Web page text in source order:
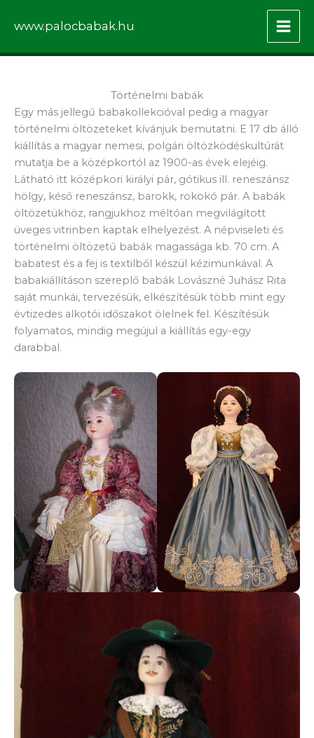
www.palocbabak.hu
Történelmi babák
Egy más jellegű babakollekcióval pedig a magyar
történelmi öltözeteket kívánjuk bemutatni. E 17 db álló
kiállítás a magyar nemesi, polgári öltözködéskultúrát
mutatja be a középkortól az 1900-as évek elejéig.
Látható itt középkori királyi pár, gótikus ill. reneszánsz
hölgy, késő reneszánsz, barokk, rokokó pár. A babák
öltözetükhöz, rangjukhoz méltóan megvilágított
üveges vitrinben kaptak elhelyezést. A népviseleti és
történelmi öltözetű babák magassága kb. 70 cm. A
babatest és a fej is textilből készül kézimunkával. A
babakiállításon szereplő babák Lovászné Juhász Rita
saját munkái, tervezésük, elkészítésük több mint egy
évtizedes alkotói időszakot ölelnek fel. Készítésük
folyamatos, mindig megújul a kiállítás egy-egy
darabbal.